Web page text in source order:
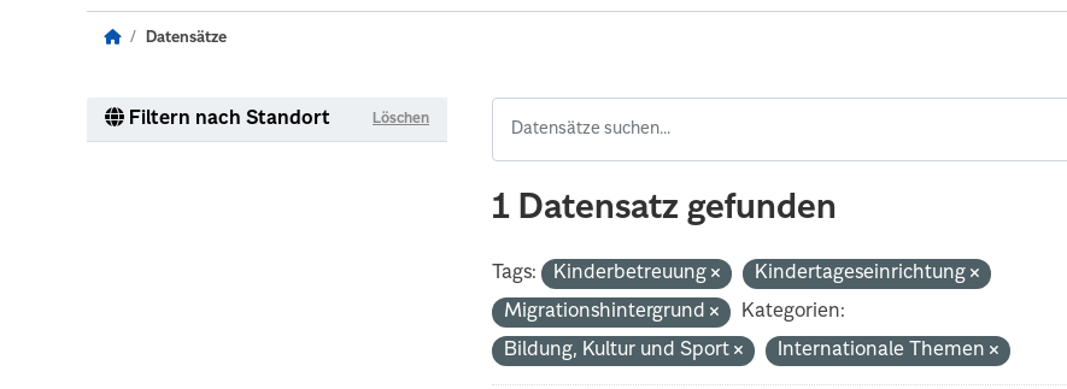
Datensätze
Filtern nach Standort Löschen
1 Datensatz gefunden
Tags: Kinderbetreuung
Kindertageseinrichtung
Migrationshintergrund
Kategorien:
Bildung, Kultur und Sport
Internationale Themen